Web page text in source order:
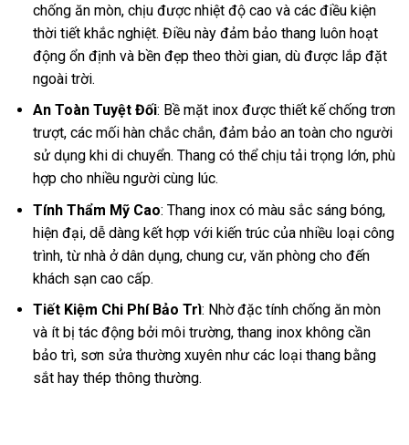
chống ăn mòn, chịu được nhiệt độ cao và các điều kiện
thời tiết khắc nghiệt. Điều này đảm bảo thang luôn hoạt
động ổn định và bền đẹp theo thời gian, dù được lắp đặt
ngoài trời.
An Toàn Tuyệt Đối: Bề mặt inox được thiết kế chống trơn
trượt, các mối hàn chắc chắn, đảm bảo an toàn cho người
sử dụng khi di chuyển. Thang có thể chịu tải trọng lớn, phù
hợp cho nhiều người cùng lúc.
Tính Thẩm Mỹ Cao: Thang inox có màu sắc sáng bóng,
hiện đại, dễ dàng kết hợp với kiến trúc của nhiều loại công
trình, từ nhà ở dân dụng, chung cư, văn phòng cho đến
khách sạn cao cấp.
Tiết Kiệm Chi Phí Bảo Trì: Nhờ đặc tính chống ăn mòn
và ít bị tác động bởi môi trường, thang inox không cần
bảo trì, sơn sửa thường xuyên như các loại thang bằng
sắt hay thép thông thường.